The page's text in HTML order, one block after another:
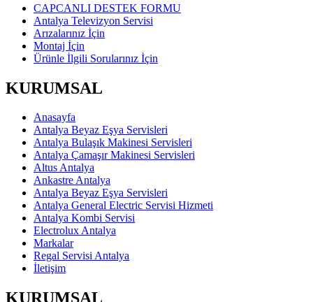
CAPCANLI DESTEK FORMU
Antalya Televizyon Servisi
Arızalarınız İçin
Montaj İçin
Ürünle İlgili Sorularınız İçin
KURUMSAL
Anasayfa
Antalya Beyaz Eşya Servisleri
Antalya Bulaşık Makinesi Servisleri
Antalya Çamaşır Makinesi Servisleri
Altus Antalya
Ankastre Antalya
Antalya Beyaz Eşya Servisleri
Antalya General Electric Servisi Hizmeti
Antalya Kombi Servisi
Electrolux Antalya
Markalar
Regal Servisi Antalya
İletişim
KURUMSAL